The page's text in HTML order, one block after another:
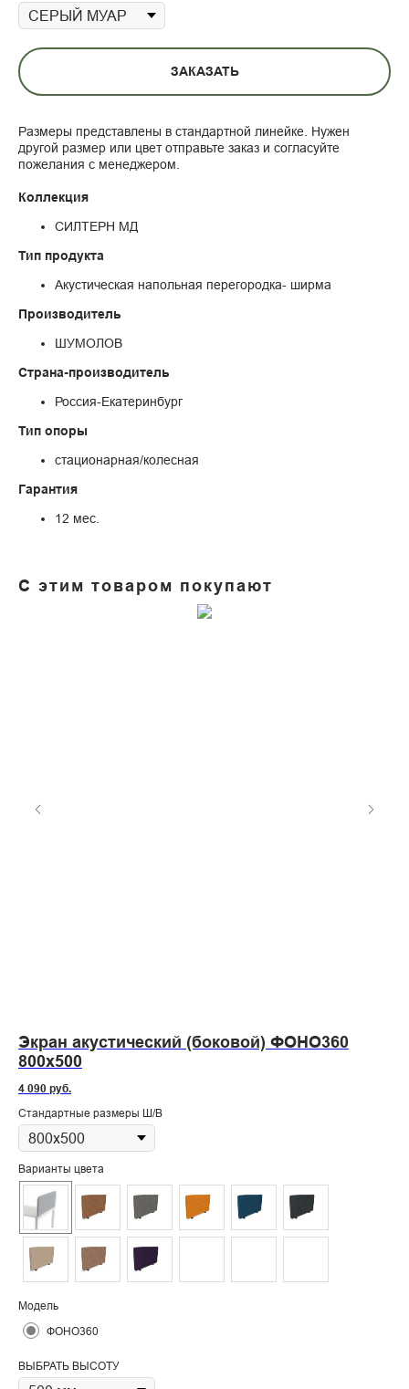
ЗАКАЗАТЬ
Размеры представлены в стандартной линейке. Нужен
другой размер или цвет отправьте заказ и согласуйте
пожелания с менеджером.
Коллекция
СИЛТЕРН МД
Тип продукта
Акустическая напольная перегородка- ширма
Производитель
ШУМОЛОВ
Страна-производитель
Россия-Екатеринбург
Тип опоры
стационарная/колесная
Гарантия
12 мес.
С этим товаром покупают
Экран акустический (боковой) ФОНО360
800х500
4 090 руб.
Стандартные размеры Ш/В
Варианты цвета
Модель
ФОНО360
ВЫБРАТЬ ВЫСОТУ